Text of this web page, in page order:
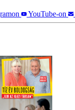
YouTube-on